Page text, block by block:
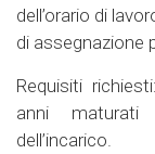
dell’orario di
di assegnazione
Requisiti
anni maturati
dell’incarico.